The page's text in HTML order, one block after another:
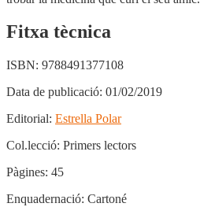
Fitxa tècnica
ISBN: 9788491377108
Data de publicació: 01/02/2019
Editorial: Estrella Polar
Col.lecció: Primers lectors
Pàgines: 45
Enquadernació: Cartoné